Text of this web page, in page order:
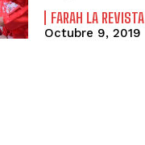
FARAH LA REVISTA
Octubre 9, 2019